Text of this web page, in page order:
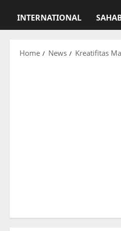
INTERNATIONAL
Home News Kreatifitas